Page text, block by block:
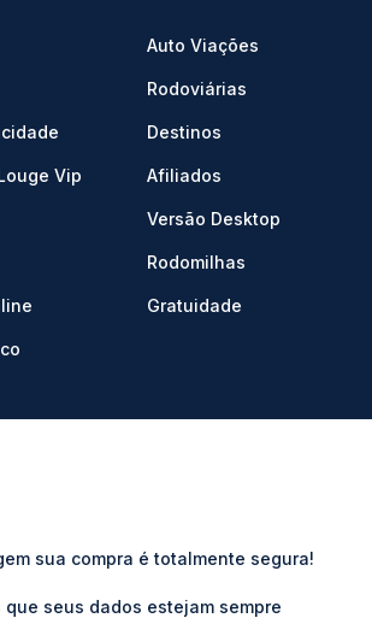
Vip
Auto Viações
Rodoviárias
Destinos
Afiliados
Versão Desktop
Rodomilhas
Gratuidade
sua compra é totalmente segura!
que seus dados estejam sempre